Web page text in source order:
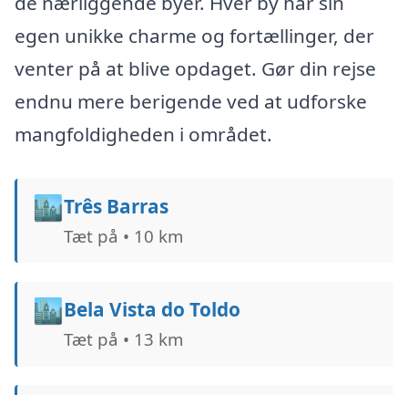
egen unikke charme og fortællinger, der
venter på at blive opdaget. Gør din rejse
endnu mere berigende ved at udforske
mangfoldigheden i området.
🏙️Três Barras
Tæt på • 10 km
🏙️Bela Vista do Toldo
Tæt på • 13 km